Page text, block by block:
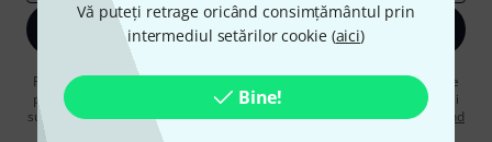
Vă puteți retrage oricând consimțământul prin
intermediul setărilor cookie (aici)
Bine!
Înscrie-te acum
Făcând clic pe „Înscrie-te acum”, sunteți de acord să primiți publicitate
prin e-mail. Vă puteți dezabona în orice moment. Puteți găsi informații
suplimentare despre buletinul informativ înregulamentul nostru privind